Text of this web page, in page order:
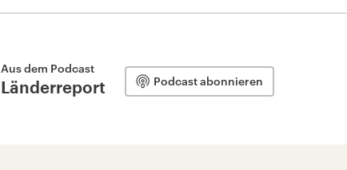
Aus dem Podcast
Länderreport Podcast abonnieren